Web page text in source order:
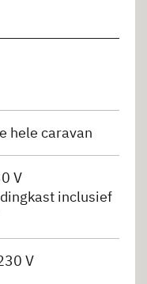
hele caravan
V
inclusief
V